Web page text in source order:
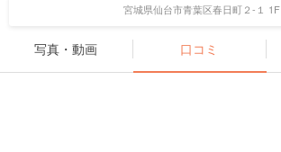
宮城県仙台市青葉区春日町２-１ 1F
写真・動画 口コミ